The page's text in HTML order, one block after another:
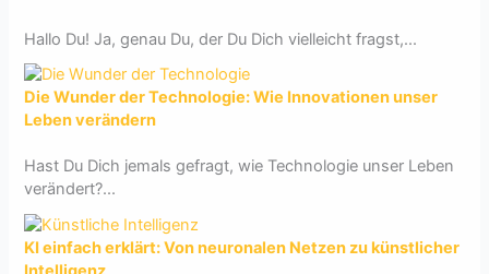
Hallo Du! Ja, genau Du, der Du Dich vielleicht fragst,...
Die Wunder der Technologie: Wie Innovationen unser
Leben verändern
Hast Du Dich jemals gefragt, wie Technologie unser Leben
verändert?...
KI einfach erklärt: Von neuronalen Netzen zu künstlicher